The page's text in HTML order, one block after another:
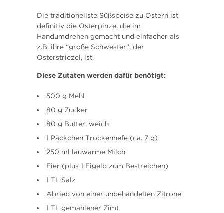
Die traditionellste Süßspeise zu Ostern ist
definitiv die Osterpinze, die im
Handumdrehen gemacht und einfacher als
z.B. ihre “große Schwester”, der
Osterstriezel, ist.
Diese Zutaten werden dafür benötigt:
500 g Mehl
80 g Zucker
80 g Butter, weich
1 Päckchen Trockenhefe (ca. 7 g)
250 ml lauwarme Milch
Eier (plus 1 Eigelb zum Bestreichen)
1 TL Salz
Abrieb von einer unbehandelten Zitrone
1 TL gemahlener Zimt